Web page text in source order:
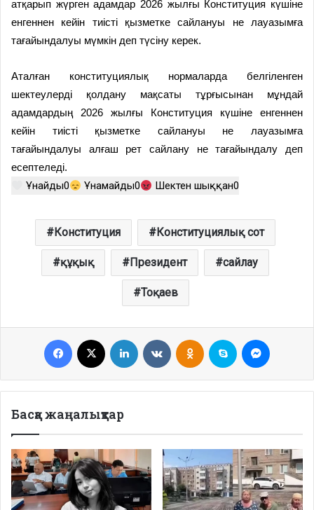
атқарып жүрген адамдар 2026 жылғы Конституция күшіне
енгеннен кейін тиісті қызметке сайлануы не лауазымға
тағайындалуы мүмкін деп түсіну керек.
Аталған конституциялық нормаларда белгіленген
шектеулерді қолдану мақсаты тұрғысынан мұндай
адамдардың 2026 жылғы Конституция күшіне енгеннен
кейін тиісті қызметке сайлануы не лауазымға
тағайындалуы алғаш рет сайлану не тағайындалу деп
есептеледі.
Ұнайды0 Ұнамайды0 Шектен шыққан0
Конституция Конституциялық сот
құқық Президент сайлау
Тоқаев
Facebook LinkedIn VKontakteOdnoklassniki
Skype
Басқа жаңалықтар